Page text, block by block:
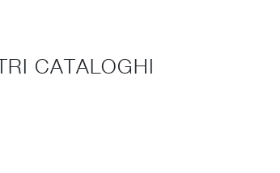
CATALOGHI